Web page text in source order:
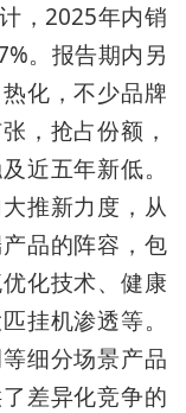
，2025年内销
。报告期内另
化，不少品牌
，抢占份额，
近五年新低。
推新力度，从
品的阵容，包
化技术、健康
挂机渗透等。
细分场景产品
差异化竞争的